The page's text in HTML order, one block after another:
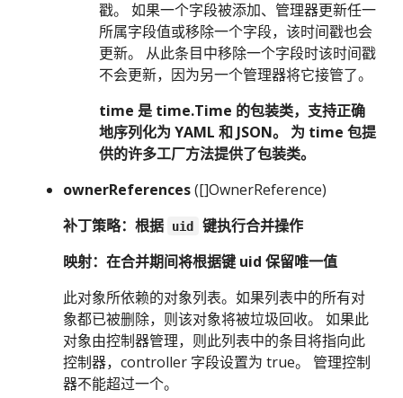
戳。 如果一个字段被添加、管理器更新任一
所属字段值或移除一个字段，该时间戳也会
更新。 从此条目中移除一个字段时该时间戳
不会更新，因为另一个管理器将它接管了。
time 是 time.Time 的包装类，支持正确
地序列化为 YAML 和 JSON。 为 time 包提
供的许多工厂方法提供了包装类。
ownerReferences([]OwnerReference)
补丁策略：根据
uid
键执行合并操作
映射：在合并期间将根据键 uid 保留唯一值
此对象所依赖的对象列表。如果列表中的所有对
象都已被删除，则该对象将被垃圾回收。 如果此
对象由控制器管理，则此列表中的条目将指向此
控制器，controller 字段设置为 true。 管理控制
器不能超过一个。